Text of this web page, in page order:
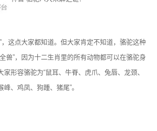
，这点大家都知道。但大家肯定不知道，骆驼这种
兽”，因为十二生肖里的所有动物都可以在骆驼身
家形容骆驼为“鼠耳、牛脊、虎爪、兔唇、龙颈、
、鸡凤、狗踵、猪尾”。